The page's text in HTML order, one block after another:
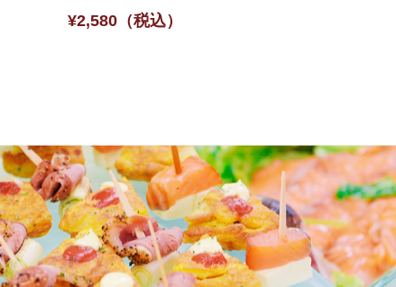
¥2,580 （税込）